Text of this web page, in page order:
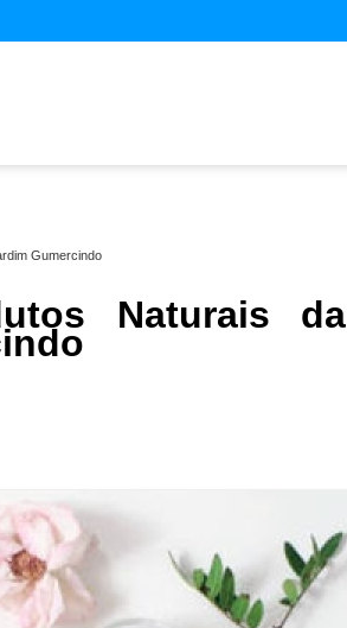
Gumercindo
Naturais da